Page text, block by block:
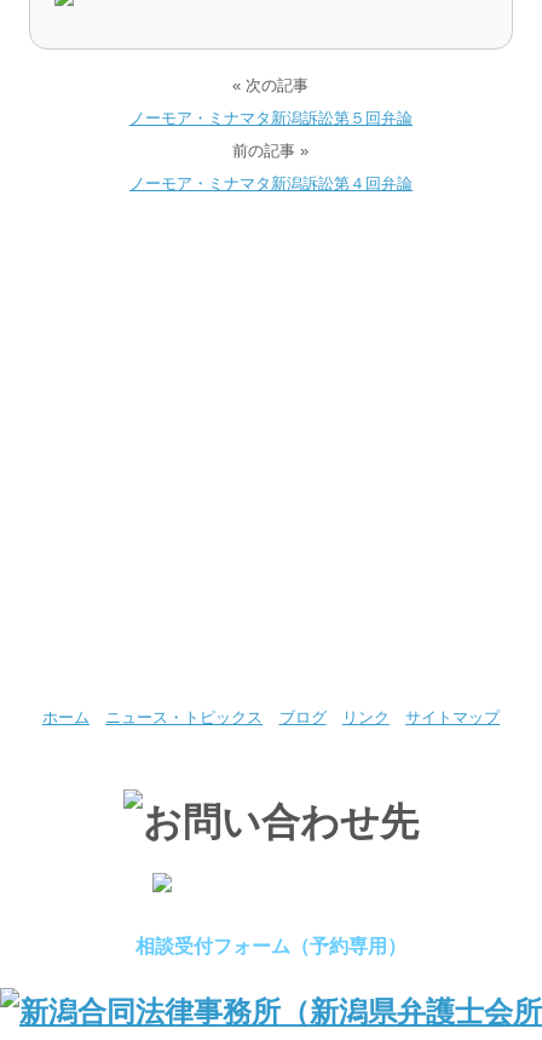
« 次の記事
ノーモア・ミナマタ新潟訴訟第５回弁論
前の記事 »
ノーモア・ミナマタ新潟訴訟第４回弁論
ホーム ニュース・トピックス ブログ リンク サイトマップ
相談受付フォーム（予約専用）